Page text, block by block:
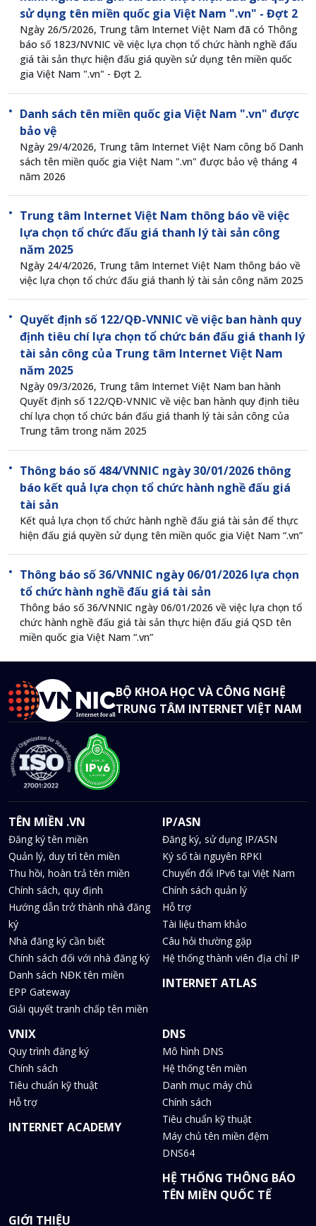
sử dụng tên miền quốc gia Việt Nam ".vn" - Đợt 2
Ngày 26/5/2026, Trung tâm Internet Việt Nam đã có Thông
báo số 1823/NVNIC về việc lựa chọn tổ chức hành nghề đấu
giá tài sản thực hiện đấu giá quyền sử dụng tên miền quốc
gia Việt Nam ".vn" - Đợt 2.
Danh sách tên miền quốc gia Việt Nam ".vn" được
bảo vệ
Ngày 29/4/2026, Trung tâm Internet Việt Nam công bố Danh
sách tên miền quốc gia Việt Nam ".vn" được bảo vệ tháng 4
năm 2026
Trung tâm Internet Việt Nam thông báo về việc
lựa chọn tổ chức đấu giá thanh lý tài sản công
năm 2025
Ngày 24/4/2026, Trung tâm Internet Việt Nam thông báo về
việc lựa chọn tổ chức đấu giá thanh lý tài sản công năm 2025
Quyết định số 122/QĐ-VNNIC về việc ban hành quy
định tiêu chí lựa chọn tổ chức bán đấu giá thanh lý
tài sản công của Trung tâm Internet Việt Nam
năm 2025
Ngày 09/3/2026, Trung tâm Internet Việt Nam ban hành
Quyết định số 122/QĐ-VNNIC về việc ban hành quy định tiêu
chí lựa chọn tổ chức bán đấu giá thanh lý tài sản công của
Trung tâm trong năm 2025
Thông báo số 484/VNNIC ngày 30/01/2026 thông
báo kết quả lựa chọn tổ chức hành nghề đấu giá
tài sản
Kết quả lựa chọn tổ chức hành nghề đấu giá tài sản để thực
hiện đấu giá quyền sử dụng tên miền quốc gia Việt Nam “.vn”
Thông báo số 36/VNNIC ngày 06/01/2026 lựa chọn
tổ chức hành nghề đấu giá tài sản
Thông báo số 36/VNNIC ngày 06/01/2026 về việc lựa chọn tổ
chức hành nghề đấu giá tài sản thực hiện đấu giá QSD tên
miền quốc gia Việt Nam “.vn”
BỘ KHOA HỌC VÀ CÔNG NGHỆ
TRUNG TÂM INTERNET VIỆT NAM
TÊN MIỀN .VN
Đăng ký tên miền
Quản lý, duy trì tên miền
Thu hồi, hoàn trả tên miền
Chính sách, quy định
Hướng dẫn trở thành nhà đăng
ký
Nhà đăng ký cần biết
Chính sách đối với nhà đăng ký
Danh sách NĐK tên miền
EPP Gateway
Giải quyết tranh chấp tên miền
IP/ASN
Đăng ký, sử dụng IP/ASN
Ký số tài nguyên RPKI
Chuyển đổi IPv6 tại Việt Nam
Chính sách quản lý
Hỗ trợ
Tài liệu tham khảo
Câu hỏi thường gặp
Hệ thống thành viên địa chỉ IP
INTERNET ATLAS
VNIX
Quy trình đăng ký
Chính sách
Tiêu chuẩn kỹ thuật
Hỗ trợ
INTERNET ACADEMY
DNS
Mô hình DNS
Hệ thống tên miền
Danh mục máy chủ
Chính sách
Tiêu chuẩn kỹ thuật
Máy chủ tên miền đệm
DNS64
HỆ THỐNG THÔNG BÁO
TÊN MIỀN QUỐC TẾ
GIỚI THIỆU